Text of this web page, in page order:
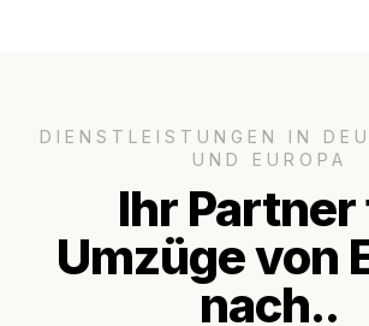
DIENSTLEISTUNGEN IN
UND EUROPA
Ihr
Umzüge von
nach..